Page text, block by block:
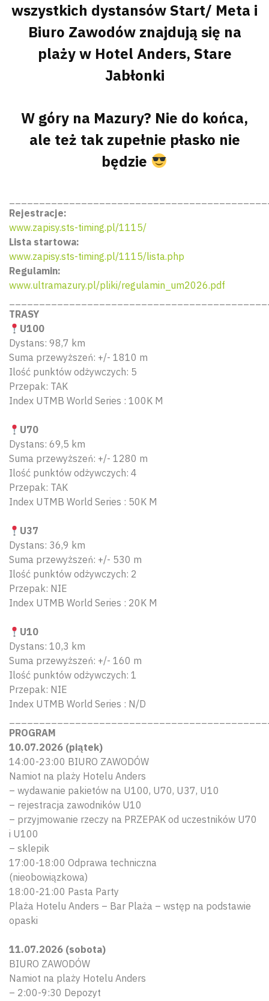
wszystkich dystansów Start/ Meta i
Biuro Zawodów znajdują się na
plaży w Hotel Anders, Stare
Jabłonki
W góry na Mazury? Nie do końca,
ale też tak zupełnie płasko nie
będzie
Rejestracje:
www.zapisy.sts-timing.pl/1115/
Lista startowa:
www.zapisy.sts-timing.pl/1115/lista.php
Regulamin:
www.ultramazury.pl/pliki/regulamin_um2026.pdf
TRASY
U100
Dystans: 98,7 km
Suma przewyższeń: +/- 1810 m
Ilość punktów odżywczych: 5
Przepak: TAK
Index UTMB World Series : 100K M
U70
Dystans: 69,5 km
Suma przewyższeń: +/- 1280 m
Ilość punktów odżywczych: 4
Przepak: TAK
Index UTMB World Series : 50K M
U37
Dystans: 36,9 km
Suma przewyższeń: +/- 530 m
Ilość punktów odżywczych: 2
Przepak: NIE
Index UTMB World Series : 20K M
U10
Dystans: 10,3 km
Suma przewyższeń: +/- 160 m
Ilość punktów odżywczych: 1
Przepak: NIE
Index UTMB World Series : N/D
PROGRAM
10.07.2026 (piątek)
14:00-23:00 BIURO ZAWODÓW
Namiot na plaży Hotelu Anders
– wydawanie pakietów na U100, U70, U37, U10
– rejestracja zawodników U10
– przyjmowanie rzeczy na PRZEPAK od uczestników U70
i U100
– sklepik
17:00-18:00 Odprawa techniczna
(nieobowiązkowa)
18:00-21:00 Pasta Party
Plaża Hotelu Anders – Bar Plaża – wstęp na podstawie
opaski
11.07.2026 (sobota)
BIURO ZAWODÓW
Namiot na plaży Hotelu Anders
– 2:00-9:30 Depozyt